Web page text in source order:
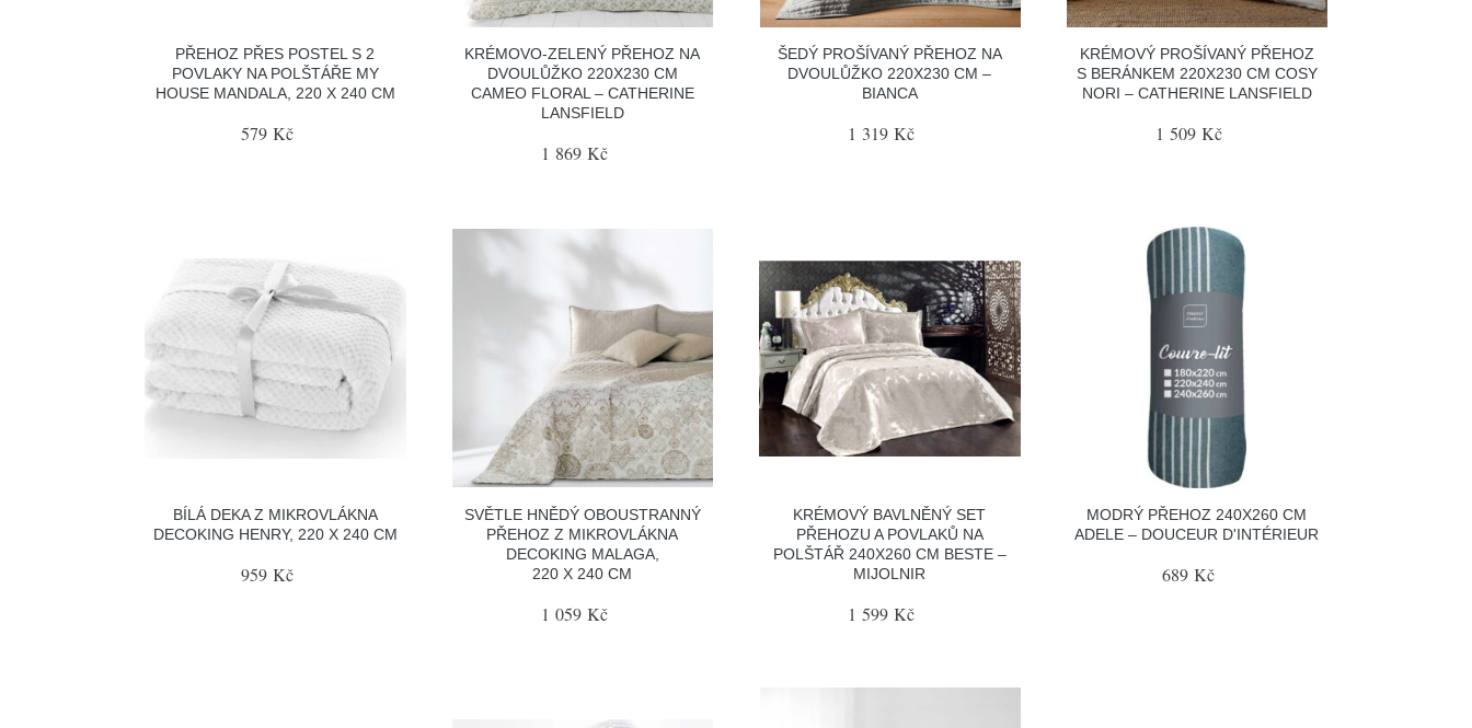
PŘEHOZ PŘES POSTEL S 2
POVLAKY NA POLŠTÁŘE MY
HOUSE MANDALA, 220 X 240 CM
579 Kč
KRÉMOVO-ZELENÝ PŘEHOZ NA
DVOULŮŽKO 220X230 CM
CAMEO FLORAL – CATHERINE
LANSFIELD
1 869 Kč
ŠEDÝ PROŠÍVANÝ PŘEHOZ NA
DVOULŮŽKO 220X230 CM –
BIANCA
1 319 Kč
KRÉMOVÝ PROŠÍVANÝ PŘEHOZ
S BERÁNKEM 220X230 CM COSY
NORI – CATHERINE LANSFIELD
1 509 Kč
BÍLÁ DEKA Z MIKROVLÁKNA
DECOKING HENRY, 220 X 240 CM
959 Kč
SVĚTLE HNĚDÝ OBOUSTRANNÝ
PŘEHOZ Z MIKROVLÁKNA
DECOKING MALAGA,
220 X 240 CM
1 059 Kč
KRÉMOVÝ BAVLNĚNÝ SET
PŘEHOZU A POVLAKŮ NA
POLŠTÁŘ 240X260 CM BESTE –
MIJOLNIR
1 599 Kč
MODRÝ PŘEHOZ 240X260 CM
ADELE – DOUCEUR D'INTÉRIEUR
689 Kč